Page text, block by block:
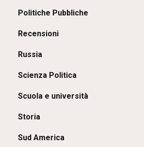
Politiche Pubbliche
Recensioni
Russia
Scienza Politica
Scuola e università
Storia
Sud America